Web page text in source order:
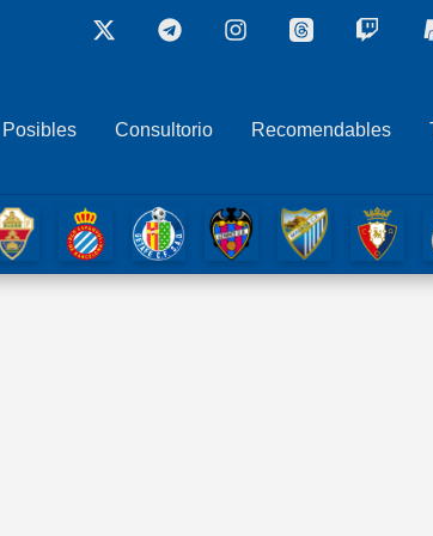
Consultorio Recomendables